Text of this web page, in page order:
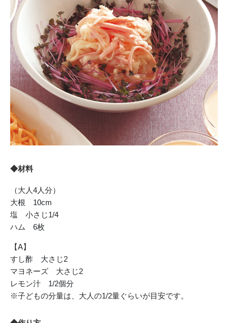
◆材料
（大人4人分）
大根 10cm
塩 小さじ1/4
ハム 6枚
【A】
すし酢 大さじ2
マヨネーズ 大さじ2
レモン汁 1/2個分
※子どもの分量は、大人の1/2量ぐらいが目安です。